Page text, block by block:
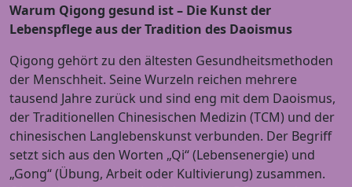
Warum Qigong gesund ist – Die Kunst der
Lebenspflege aus der Tradition des Daoismus
Qigong gehört zu den ältesten Gesundheitsmethoden
der Menschheit. Seine Wurzeln reichen mehrere
tausend Jahre zurück und sind eng mit dem Daoismus,
der Traditionellen Chinesischen Medizin (TCM) und der
chinesischen Langlebenskunst verbunden. Der Begriff
setzt sich aus den Worten „Qi“ (Lebensenergie) und
„Gong“ (Übung, Arbeit oder Kultivierung) zusammen.